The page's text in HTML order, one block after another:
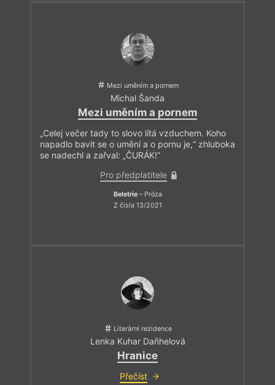
Mezi uměním a pornem
Michal Šanda
Mezi uměním a pornem
„Celej večer tady to slovo lítá vzduchem. Koho
napadlo bavit se o umění a o pornu je,“ zhluboka
se nadechl a zařval: „ČURÁK!“
Pro předplatitele
Beletrie– Próza
Z čísla 13/2021
Literární rezidence
Lenka Kuhar Daňhelová
Hranice
Přečíst